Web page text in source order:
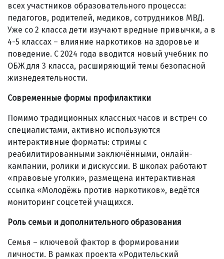
всех участников образовательного процесса:
педагогов, родителей, медиков, сотрудников МВД.
Уже со 2 класса дети изучают вредные привычки, а в
4-5 классах – влияние наркотиков на здоровье и
поведение. С 2024 года вводится новый учебник по
ОБЖ для 3 класса, расширяющий темы безопасной
жизнедеятельности.
Современные формы профилактики
Помимо традиционных классных часов и встреч со
специалистами, активно используются
интерактивные форматы: стримы с
реабилитированными заключёнными, онлайн-
кампании, ролики и дискуссии. В школах работают
«правовые уголки», размещена интерактивная
ссылка «Молодёжь против наркотиков», ведётся
мониторинг соцсетей учащихся.
Роль семьи и дополнительного образования
Семья – ключевой фактор в формировании
личности. В рамках проекта «Родительский